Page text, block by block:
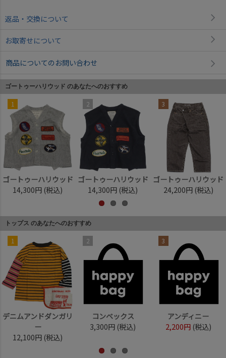
返品・交換について
お取寄せについて
商品についてのお問い合わせ
ゴートゥーハリウッド のあなたへのおすすめ
1
ゴートゥーハリウッド
14,300円 (税込)
2
ゴートゥーハリウッド
14,300円 (税込)
3
ゴートゥーハリウッド
24,200円 (税込)
トップス のあなたへのおすすめ
1
デニムアンドダンガリ
ー
12,100円 (税込)
2
コンベックス
3,300円 (税込)
3
アンディニー
2,200円 (税込)